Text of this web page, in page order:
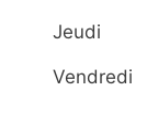
Jeudi
Vendredi